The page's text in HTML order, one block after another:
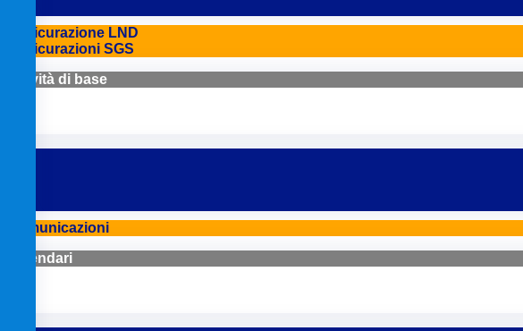
Assicurazione LND
Assicurazioni SGS
Attività di base
Comunicazioni
Calendari